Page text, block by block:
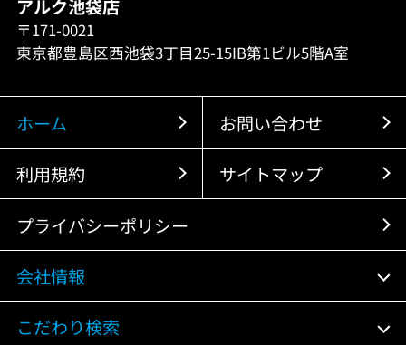
アルク池袋店
〒171-0021
東京都豊島区西池袋3丁目25-15IB第1ビル5階A室
ホーム お問い合わせ
利用規約 サイトマップ
プライバシーポリシー
会社情報
こだわり検索